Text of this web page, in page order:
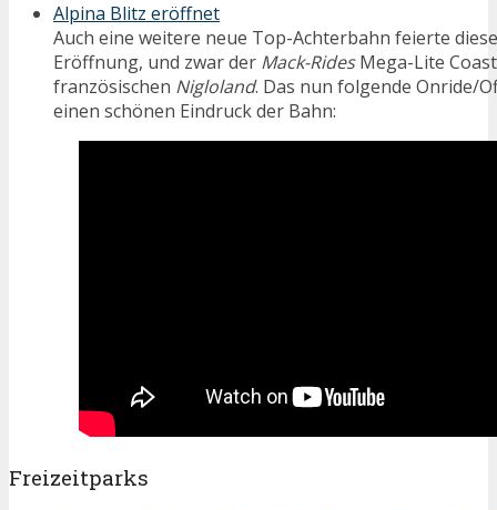
Alpina Blitz eröffnet
Auch eine weitere neue Top-Achterbahn feierte
Eröffnung, und zwar der Mack-RidesMega-Lite
französischen Nigloland. Das nun folgende Onride/
einen schönen Eindruck der Bahn:
Freizeitparks